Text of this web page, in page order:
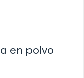
en polvo